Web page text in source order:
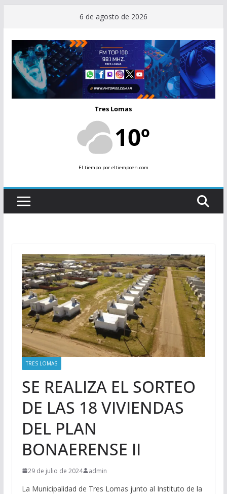
contenido
6 de agosto de 2026
Tres Lomas
10º
El tiempopor eltiempoen.com
TRES LOMAS
SE REALIZA EL SORTEO
DE LAS 18 VIVIENDAS
DEL PLAN
BONAERENSE II
29 de julio de 2024 admin
La Municipalidad de Tres Lomas junto al Instituto de la